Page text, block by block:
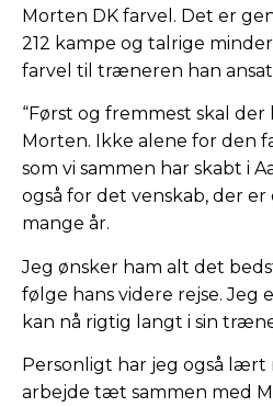
Morten DK farvel. Det er
212 kampe og talrige
farvel til træneren han
“Først og fremmest skal der
Morten. Ikke alene for den
som vi sammen har skabt i
også for det venskab, der
mange år.
Jeg ønsker ham alt det
følge hans videre rejse. Jeg
kan nå rigtig langt i sin
Personligt har jeg også lært
arbejde tæt sammen med